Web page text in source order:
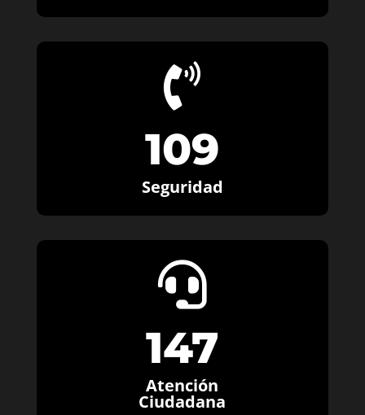

109
Seguridad

147
Atención
Ciudadana